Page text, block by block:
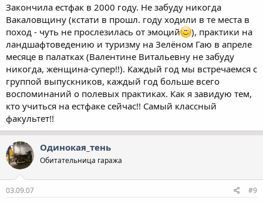
Закончила естфак в 2000 году. Не забуду никогда
Вакаловщину (кстати в прошл. году ходили в те места в
поход - чуть не прослезилась от эмоций
), практики на
ландшафтоведению и туризму на Зелёном Гаю в апреле
месяце в палатках (Валентине Витальевну не забуду
никогда, женщина-супер!!). Каждый год мы встречаемся с
группой выпускников, каждый год больше всего
воспоминаний о полевых практиках. Как я завидую тем,
кто учиться на естфаке сейчас!! Самый классный
факультет!!
Одинокая_тень
Обитательница гаража
03.09.07 #9